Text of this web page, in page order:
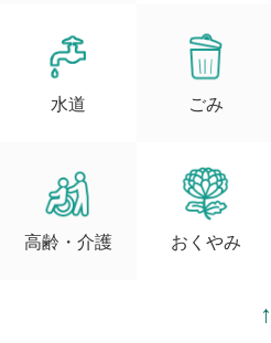
水道 ごみ
高齢・介護 おくやみ